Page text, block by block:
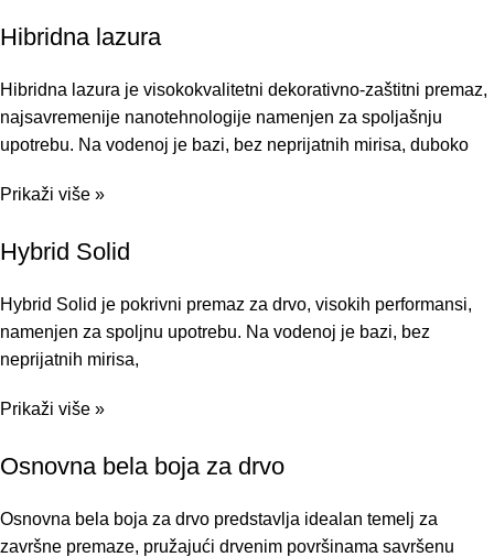
Hibridna lazura
Hibridna lazura je visokokvalitetni dekorativno-zaštitni premaz,
najsavremenije nanotehnologije namenjen za spoljašnju
upotrebu. Na vodenoj je bazi, bez neprijatnih mirisa, duboko
Prikaži više »
Hybrid Solid
Hybrid Solid je pokrivni premaz za drvo, visokih performansi,
namenjen za spoljnu upotrebu. Na vodenoj je bazi, bez
neprijatnih mirisa,
Prikaži više »
Osnovna bela boja za drvo
Osnovna bela boja za drvo predstavlja idealan temelj za
završne premaze, pružajući drvenim površinama savršenu